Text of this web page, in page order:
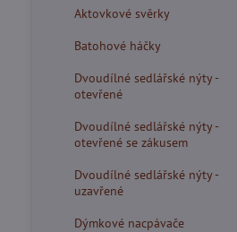
Aktovkové svěrky
Batohové háčky
Dvoudílné sedlářské nýty -
otevřené
Dvoudílné sedlářské nýty -
otevřené se zákusem
Dvoudílné sedlářské nýty -
uzavřené
Dýmkové nacpávače